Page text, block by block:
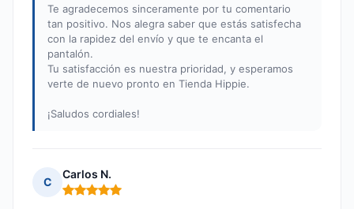
Te agradecemos sinceramente por tu comentario
tan positivo. Nos alegra saber que estás satisfecha
con la rapidez del envío y que te encanta el
pantalón.
Tu satisfacción es nuestra prioridad, y esperamos
verte de nuevo pronto en Tienda Hippie.
¡Saludos cordiales!
C
Carlos N.
Nota: 5 de 5